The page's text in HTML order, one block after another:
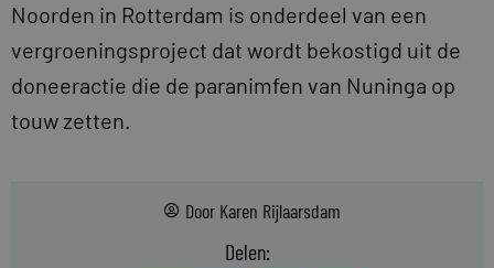
Noorden in Rotterdam is onderdeel van een
vergroeningsproject dat wordt bekostigd uit de
doneeractie die de paranimfen van Nuninga op
touw zetten.
Door Karen Rijlaarsdam
Delen: